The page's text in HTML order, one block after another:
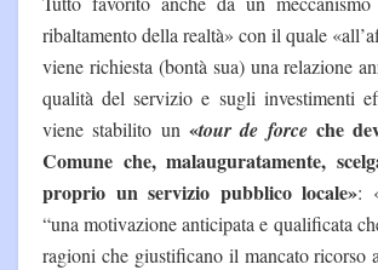
ribaltamento della realtà» con il quale
viene richiesta (bontà sua) una relazione
qualità del servizio e sugli investimenti
viene stabilito un «tour de forceche
Comune che, malauguratamente,
proprio un servizio pubblico locale»:
“una motivazione anticipata e qualificata
ragioni che giustificano il mancato ricorso